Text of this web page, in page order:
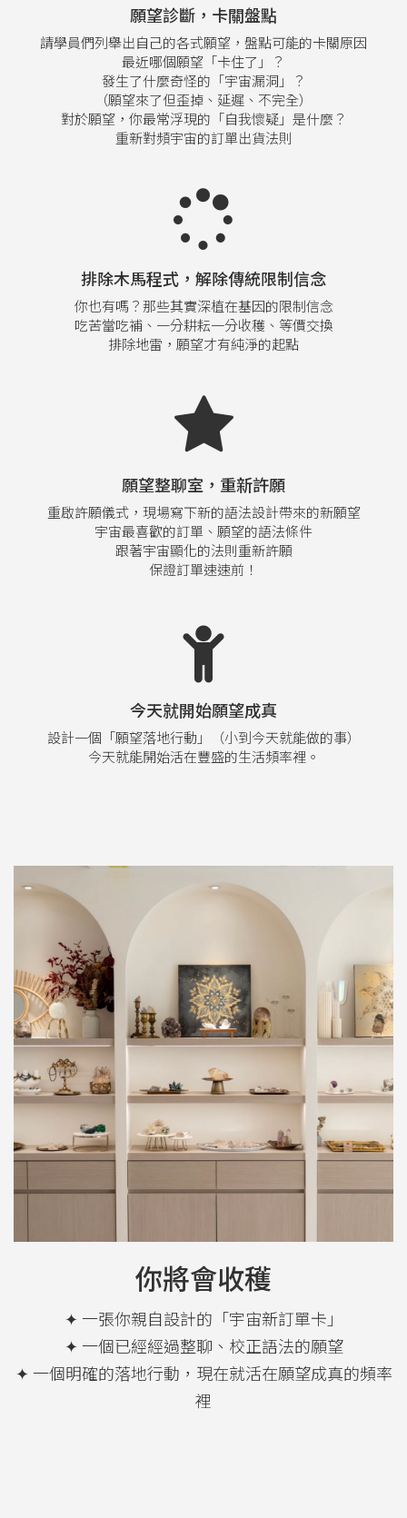
願望診斷，卡關盤點
請學員們列舉出自己的各式願望，盤點可能的卡關原因
最近哪個願望「卡住了」？
發生了什麼奇怪的「宇宙漏洞」？
（願望來了但歪掉、延遲、不完全）
對於願望，你最常浮現的「自我懷疑」是什麼？
重新對頻宇宙的訂單出貨法則
排除木馬程式，解除傳統限制信念
你也有嗎？那些其實深植在基因的限制信念
吃苦當吃補、一分耕耘一分收穫、等價交換
排除地雷，願望才有純淨的起點
願望整聊室，重新許願
重啟許願儀式，現場寫下新的語法設計帶來的新願望
宇宙最喜歡的訂單、願望的語法條件
跟著宇宙顯化的法則重新許願
保證訂單速速前！
今天就開始願望成真
設計一個「願望落地行動」（小到今天就能做的事）
今天就能開始活在豐盛的生活頻率裡。
你將會收穫
✦ 一張你親自設計的「宇宙新訂單卡」
✦ 一個已經經過整聊、校正語法的願望
✦ 一個明確的落地行動，現在就活在願望成真的頻率
裡